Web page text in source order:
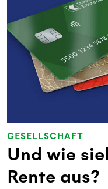
GESELLSCHAFT
Und wie
Rente aus?